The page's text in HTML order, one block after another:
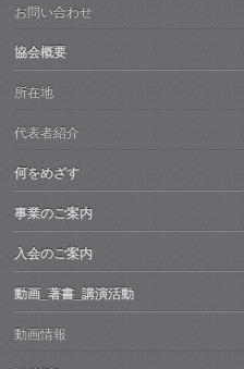
お問い合わせ
協会概要
所在地
代表者紹介
何をめざす
事業のご案内
入会のご案内
動画_著書_講演活動
動画情報